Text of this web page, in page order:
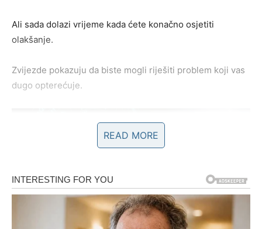
Ali sada dolazi vrijeme kada ćete konačno osjetiti
olakšanje.
Zvijezde pokazuju da biste mogli riješiti problem koji vas
dugo opterećuje.
READ MORE